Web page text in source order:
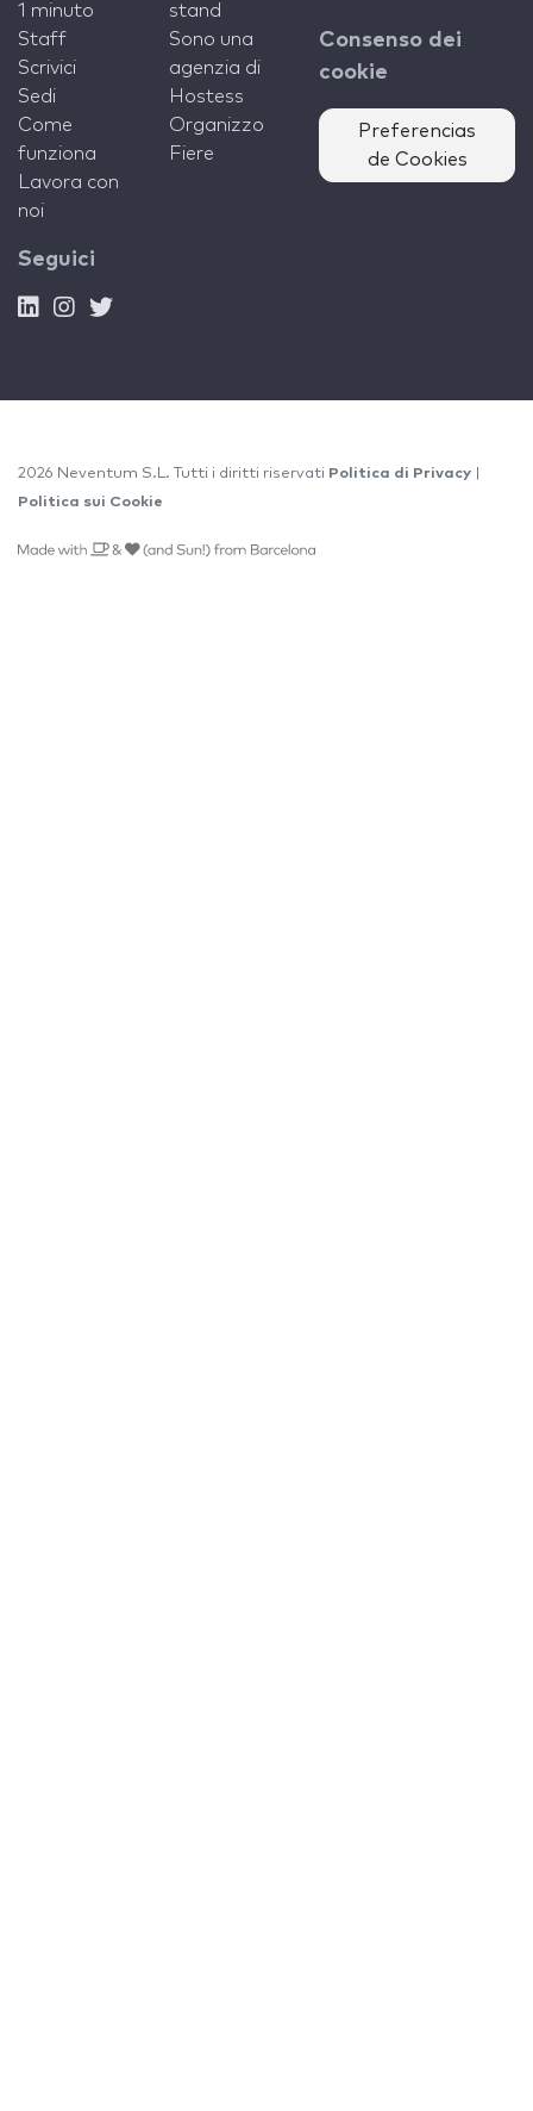
1 minuto
Staff
Scrivici
Sedi
Come
funziona
Lavora con
noi
stand
Sono una
agenzia di
Hostess
Organizzo
Fiere
Consenso dei
cookie
Preferencias
de Cookies
Seguici
2026 Neventum S.L. Tutti i diritti riservati Politica di Privacy
Politica sui Cookie